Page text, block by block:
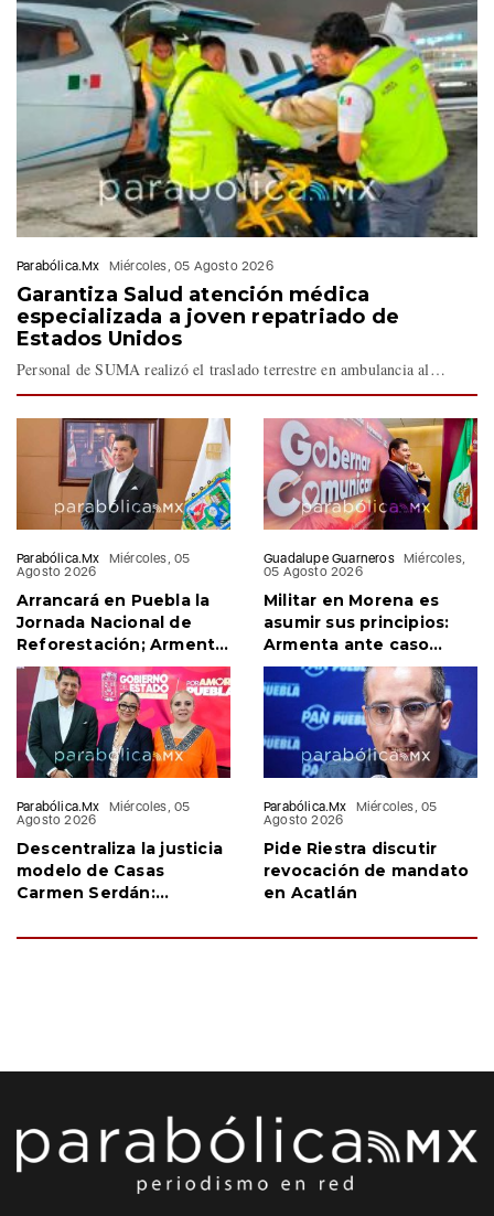
Parabólica.Mx Miércoles, 05 Agosto 2026
Garantiza Salud atención médica
especializada a joven repatriado de
Estados Unidos
Personal de SUMA realizó el traslado terrestre en ambulancia al…
Parabólica.Mx
Miércoles, 05
Agosto 2026
Arrancará en Puebla la
Jornada Nacional de
Reforestación; Armenta
confirma visita de
Sheinbaum
Guadalupe Guarneros Miércoles,
05 Agosto 2026
Militar en Morena es
asumir sus principios:
Armenta ante caso
Salvatori- Palomares
Parabólica.Mx
Miércoles, 05
Agosto 2026
Descentraliza la justicia
modelo de Casas
Carmen Serdán:
Parabólica.Mx
Miércoles, 05
Agosto 2026
Pide Riestra discutir
revocación de mandato
en Acatlán